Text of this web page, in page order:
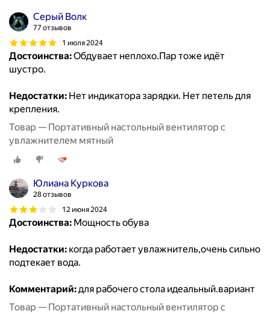
Серый Волк
77 отзывов
1 июля 2024
Достоинства:Обдувает неплохо.Пар тоже идёт
шустро.
Недостатки: Нет индикатора зарядки. Нет петель для
крепления.
Товар — Портативный настольный вентилятор с
увлажнителем мятный
Юлиана Куркова
28 отзывов
12 июня 2024
Достоинства: Мощность обува
Недостатки: когда работает увлажнитель,очень сильно
подтекает вода.
Комментарий:для рабочего стола идеальный.вариант
Товар — Портативный настольный вентилятор с